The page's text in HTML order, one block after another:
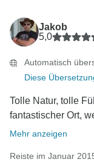
Jakob
5,0
Automatisch
Diese
Tolle Natur, tolle
fantastischer Ort,
Mehr anzeigen
Reiste im Januar